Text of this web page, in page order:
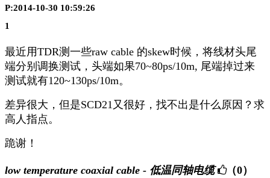
P:2014-10-30 10:59:26
1
最近用TDR测一些raw cable 的skew时候，将线材头尾
端分别调换测试，头端如果70~80ps/10m, 尾端掉过来
测试就有120~130ps/10m。
差异很大，但是SCD21又很好，找不出是什么原因？求
高人指点。
跪谢！
low temperature coaxial cable - 低温同轴电缆
（0）